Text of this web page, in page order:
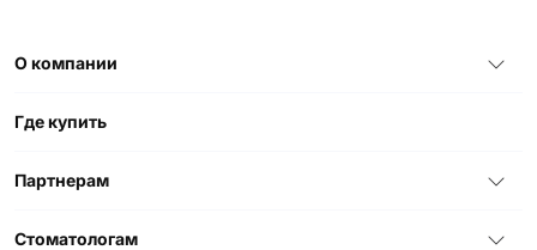
О компании
Где купить
Партнерам
Стоматологам